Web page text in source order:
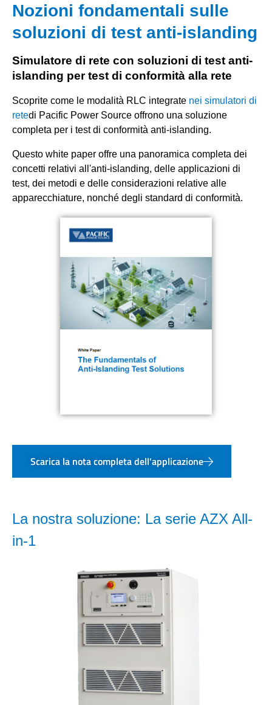
Nozioni fondamentali sulle
soluzioni di test anti-islanding
Simulatore di rete con soluzioni di test anti-
islanding per test di conformità alla rete
Scoprite come le modalità RLC integrate nei simulatori di
retedi Pacific Power Source offrono una soluzione
completa per i test di conformità anti-islanding.
Questo white paper offre una panoramica completa dei
concetti relativi all'anti-islanding, delle applicazioni di
test, dei metodi e delle considerazioni relative alle
apparecchiature, nonché degli standard di conformità.
Scarica la nota completa dell'applicazione
La nostra soluzione: La serie AZX All-
in-1